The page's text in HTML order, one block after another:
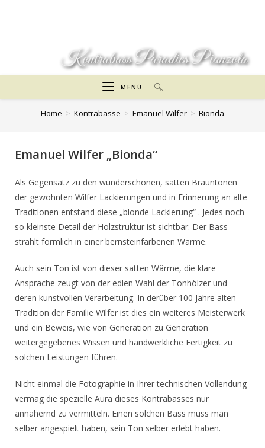
Kontrabass Paradies Pianzola
MENÜ
Home > Kontrabässe > Emanuel Wilfer > Bionda
Emanuel Wilfer „Bionda“
Als Gegensatz zu den wunderschönen, satten Brauntönen
der gewohnten Wilfer Lackierungen und in Erinnerung an alte
Traditionen entstand diese „blonde Lackierung“ . Jedes noch
so kleinste Detail der Holzstruktur ist sichtbar. Der Bass
strahlt förmlich in einer bernsteinfarbenen Wärme.
Auch sein Ton ist von dieser satten Wärme, die klare
Ansprache zeugt von der edlen Wahl der Tonhölzer und
deren kunstvollen Verarbeitung. In derüber 100 Jahre alten
Tradition der Familie Wilfer ist dies ein weiteres Meisterwerk
und ein Beweis, wie von Generation zu Generation
weitergegebenes Wissen und handwerkliche Fertigkeit zu
solchen Leistungen führen.
Nicht einmal die Fotographie in Ihrer technischen Vollendung
vermag die spezielle Aura dieses Kontrabasses nur
annähernd zu vermitteln. Einen solchen Bass muss man
selber angespielt haben, sein Ton selber erlebt haben.